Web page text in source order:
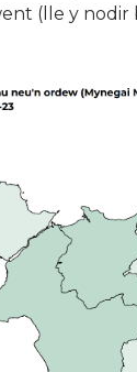
(lle y nodir